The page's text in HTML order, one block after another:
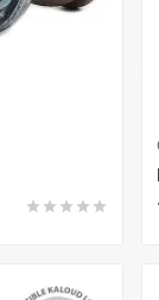
    